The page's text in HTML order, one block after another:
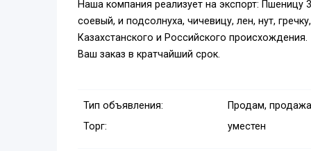
Наша компания реализует на экспорт: Пшеницу
соевый, и подсолнуха, чичевицу, лен, нут,
Казахстанского и Российского происхождения.
Ваш заказ в кратчайший срок.
Тип объявления:
Продам,
Торг:
уместен